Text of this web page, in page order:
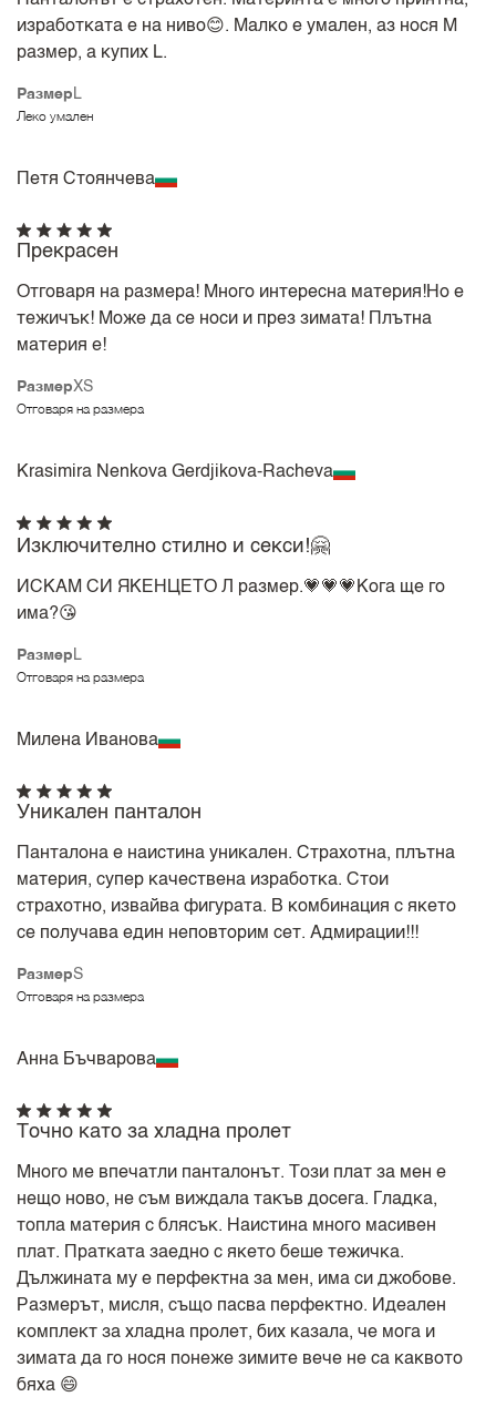
Размер L
Леко умален
изработката е на ниво😊. Малко е умален, аз нося М
размер, а купих L.
Петя Стоянчева
РазмерXS
Отговаря на размера
Прекрасен
Отговаря на размера! Много интересна материя!Но е
тежичък! Може да се носи и през зимата! Плътна
материя е!
Krasimira Nenkova Gerdjikova-Racheva
Размер L
Отговаря на размера
Изключително стилно и секси!🤗
ИСКАМ СИ ЯКЕНЦЕТО Л размер.💗💗💗Кога ще го
има?😘
Милена Иванова
РазмерS
Отговаря на размера
Уникален панталон
Панталона е наистина уникален. Страхотна, плътна
материя, супер качествена изработка. Стои
страхотно, извайва фигурата. В комбинация с якето
се получава един неповторим сет. Адмирации!!!
Анна Бъчварова
Точно като за хладна пролет
Много ме впечатли панталонът. Този плат за мен е
нещо ново, не съм виждала такъв досега. Гладка,
топла материя с блясък. Наистина много масивен
плат. Пратката заедно с якето беше тежичка.
Дължината му е перфектна за мен, има си джобове.
Размерът, мисля, също пасва перфектно. Идеален
комплект за хладна пролет, бих казала, че мога и
зимата да го нося понеже зимите вече не са каквото
бяха 😄